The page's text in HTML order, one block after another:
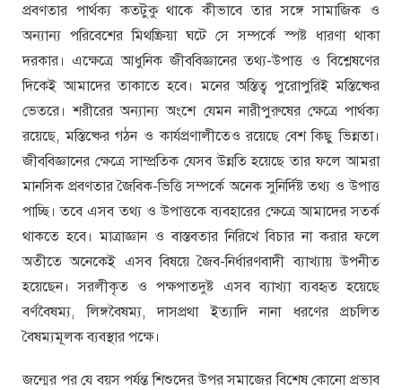
প্রবণতার পার্থক্য কতটুকু থাকে কীভাবে তার সঙ্গে সামাজিক ও
অন্যান্য পরিবেশের মিথষ্ক্রিয়া ঘটে সে সম্পর্কে স্পষ্ট ধারণা থাকা
দরকার। এক্ষেত্রে আধুনিক জীববিজ্ঞানের তথ্য-উপাত্ত ও বিশ্লেষণের
দিকেই আমাদের তাকাতে হবে। মনের অস্তিত্ব পুরোপুরিই মস্তিষ্কের
ভেতরে। শরীরের অন্যান্য অংশে যেমন নারীপুরুষের ক্ষেত্রে পার্থক্য
রয়েছে, মস্তিষ্কের গঠন ও কার্যপ্রণালীতেও রয়েছে বেশ কিছু ভিন্নতা।
জীববিজ্ঞানের ক্ষেত্রে সাম্প্রতিক যেসব উন্নতি হয়েছে তার ফলে আমরা
মানসিক প্রবণতার জৈবিক-ভিত্তি সম্পর্কে অনেক সুনির্দিষ্ট তথ্য ও উপাত্ত
পাচ্ছি। তবে এসব তথ্য ও উপাত্তকে ব্যবহারের ক্ষেত্রে আমাদের সতর্ক
থাকতে হবে। মাত্রাজ্ঞান ও বাস্তবতার নিরিখে বিচার না করার ফলে
অতীতে অনেকেই এসব বিষয়ে জৈব-নির্ধারণবাদী ব্যাখ্যায় উপনীত
হয়েছেন। সরলীকৃত ও পক্ষপাতদুষ্ট এসব ব্যাখ্যা ব্যবহৃত হয়েছে
বর্ণবৈষম্য, লিঙ্গবৈষম্য, দাসপ্রথা ইত্যাদি নানা ধরণের প্রচলিত
বৈষম্যমূলক ব্যবস্থার পক্ষে।
জন্মের পর যে বয়স পর্যন্ত শিশুদের উপর সমাজের বিশেষ কোনো প্রভাব